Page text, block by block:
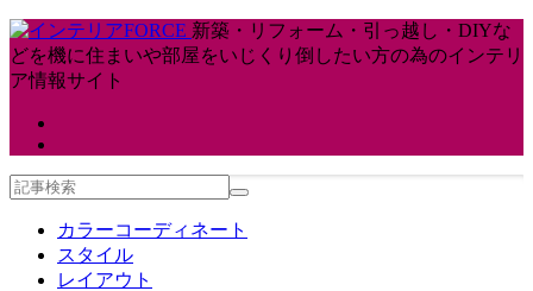
新築・リフォーム・引っ越し・DIYな
どを機に住まいや部屋をいじくり倒したい方の為のインテリ
ア情報サイト
カラーコーディネート
スタイル
レイアウト